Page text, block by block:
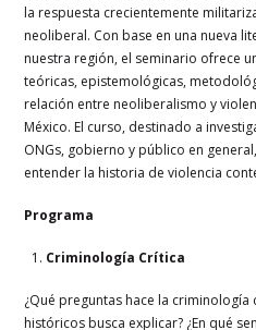
la respuesta crecientemente
neoliberal. Con base en una nueva
nuestra región, el seminario ofrece
teóricas, epistemológicas,
relación entre neoliberalismo y
México. El curso, destinado a
ONGs, gobierno y público en
entender la historia de violencia
Programa
Criminología Crítica
¿Qué preguntas hace la
históricos busca explicar? ¿En qué